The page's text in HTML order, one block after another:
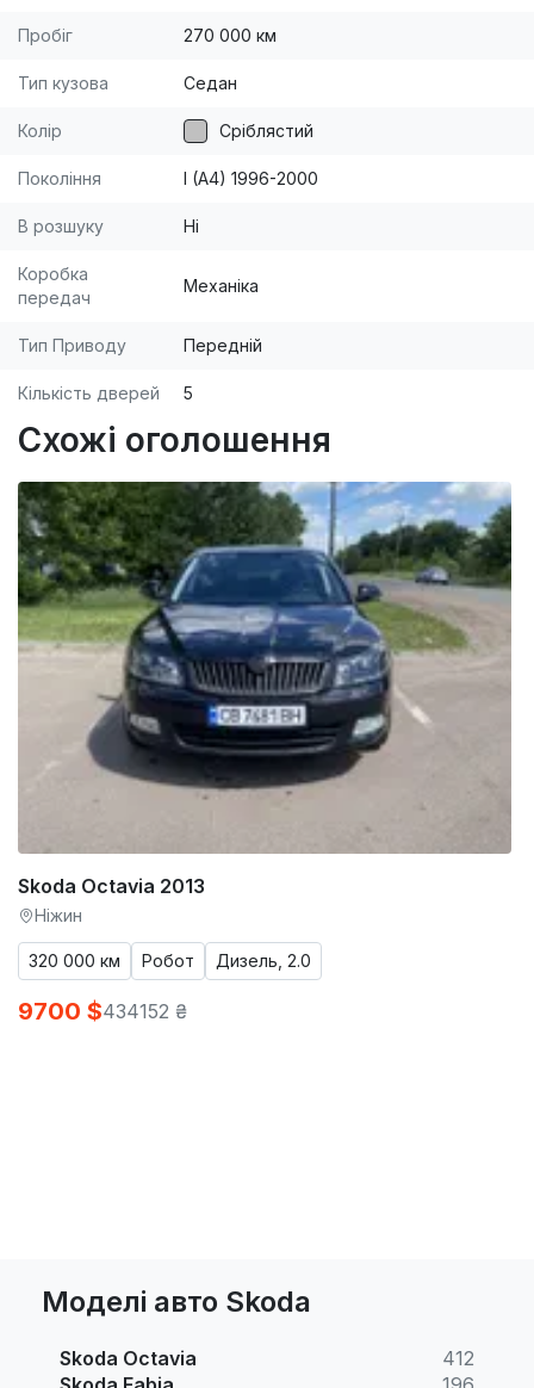
Пробіг 270 000 км
Тип кузова Седан
Колір Сріблястий
Покоління I (A4) 1996-2000
В розшуку Ні
Коробка
передач
Механіка
Тип Приводу Передній
Кількість дверей 5
Схожі оголошення
Skoda Octavia 2013
Ніжин
320 000 км Робот Дизель, 2.0
9700 $434152 ₴
Моделі авто Skoda
Skoda Octavia
412